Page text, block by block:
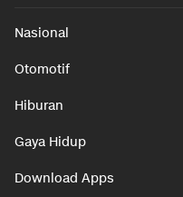
Nasional
Otomotif
Hiburan
Gaya Hidup
Download Apps